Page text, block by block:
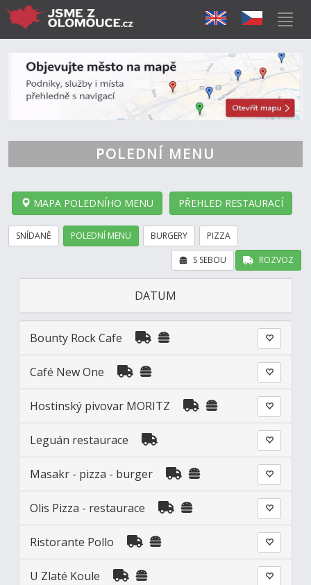
POLEDNÍ MENU
MAPA POLEDNÍHO MENU PŘEHLED RESTAURACÍ
SNÍDANĚ POLEDNÍ MENU BURGERY PIZZA
ROZVOZ
S SEBOU
DATUM
Bounty Rock Cafe
Café New One
Hostinský pivovar MORITZ
Leguán restaurace
Masakr - pizza - burger
Olis Pizza - restaurace
Ristorante Pollo
U Zlaté Koule